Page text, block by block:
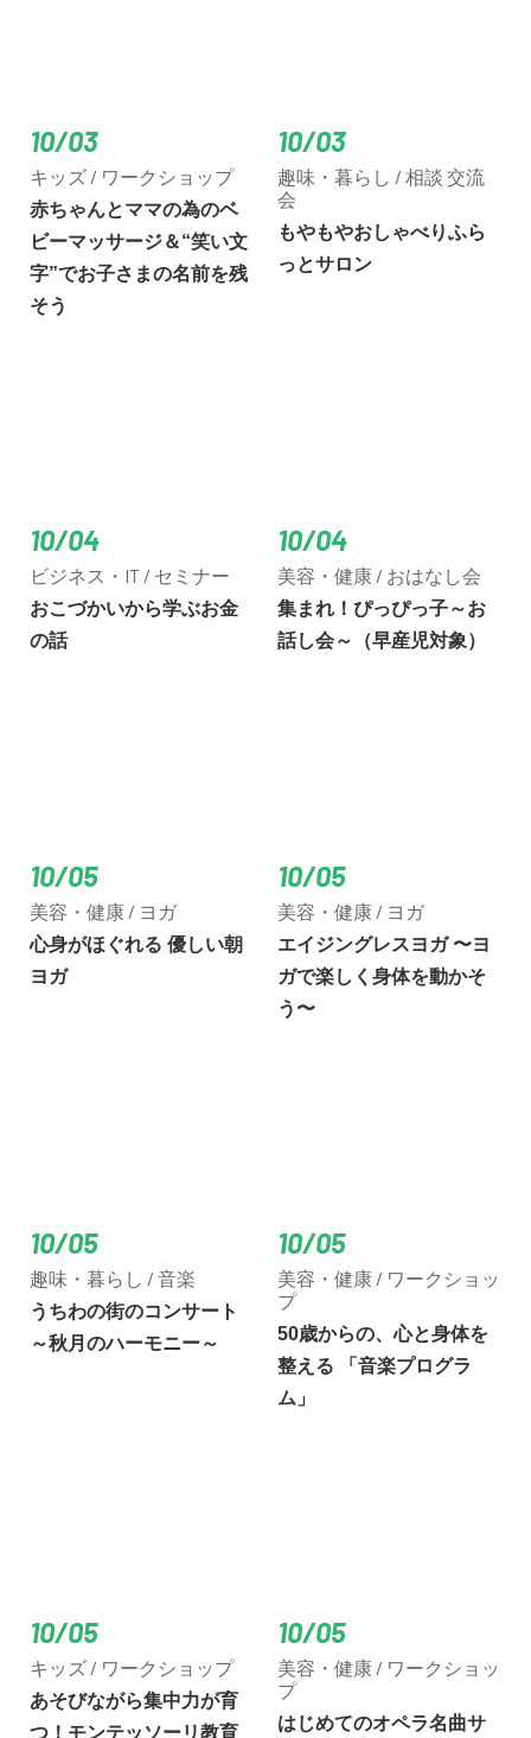
10/03
キッズ / ワークショップ
赤ちゃんとママの為のベ
ビーマッサージ＆“笑い文
字”でお子さまの名前を残
そう
10/03
趣味・暮らし / 相談 交流
会
もやもやおしゃべりふら
っとサロン
10/04
ビジネス・IT / セミナー
おこづかいから学ぶお金
の話
10/04
美容・健康 / おはなし会
集まれ！ぴっぴっ子～お
話し会～（早産児対象）
10/05
美容・健康 / ヨガ
心身がほぐれる 優しい朝
ヨガ
10/05
美容・健康 / ヨガ
エイジングレスヨガ 〜ヨ
ガで楽しく身体を動かそ
う〜
10/05
趣味・暮らし / 音楽
うちわの街のコンサート
～秋月のハーモニー～
10/05
美容・健康 / ワークショッ
プ
50歳からの、心と身体を
整える 「音楽プログラ
ム」
10/05
キッズ / ワークショップ
あそびながら集中力が育
つ！モンテッソーリ教育
10/05
美容・健康 / ワークショッ
プ
はじめてのオペラ名曲サ